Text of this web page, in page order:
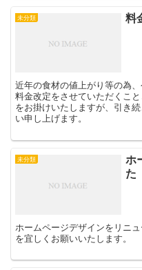
未分類 料
近年の食材の値上がり等の為
料金改定をさせていただくこ
をお掛けいたしますが、引き
い申し上げます。
未分類
ホ
た
ホームページデザインをリニ
を宜しくお願いいたします。